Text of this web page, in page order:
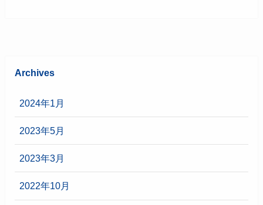
Archives
2024年1月
2023年5月
2023年3月
2022年10月